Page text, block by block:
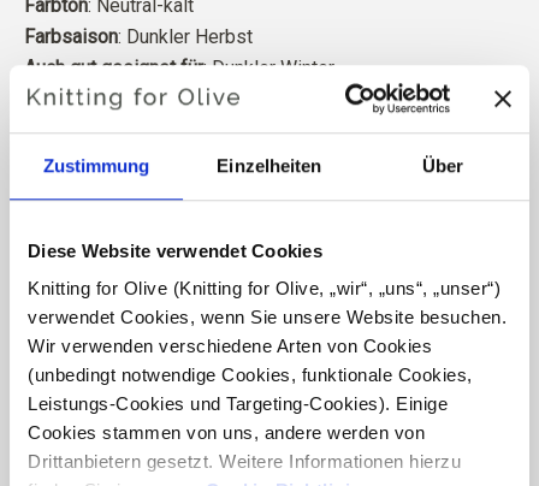
Zustimmung Einzelheiten Über
Diese Website verwendet Cookies
Knitting for Olive (Knitting for Olive, „wir“, „uns“, „unser“)
verwendet Cookies, wenn Sie unsere Website besuchen.
Wir verwenden verschiedene Arten von Cookies
(unbedingt notwendige Cookies, funktionale Cookies,
Leistungs-Cookies und Targeting-Cookies). Einige
Cookies stammen von uns, andere werden von
Drittanbietern gesetzt. Weitere Informationen hierzu
Farbton: Neutral-kalt
Farbsaison: Dunkler Herbst
Auch gut geeignet für: Dunkler Winter
Trotz ihres leicht kühlen Untertons ist die Farbe sanft und
neutral genug, um besonders gut zum „Dark Autumn“-Typ
zu passen.
Merinowolle. Das Garn hat eine schöne und natürliche
Struktur. Es ist ein weiches und herrliches Garn, etwas
weniger fein als unsere dünne Merino.
Unsere Merinowolle stammt von Schafen, die in
Neuseeland gezüchtet wurden, wo das Mulesing nicht
praktiziert wird. Die Wolle kann direkt zu der Farm
zurückverfolgt werden, von der sie stammt. Auf diese